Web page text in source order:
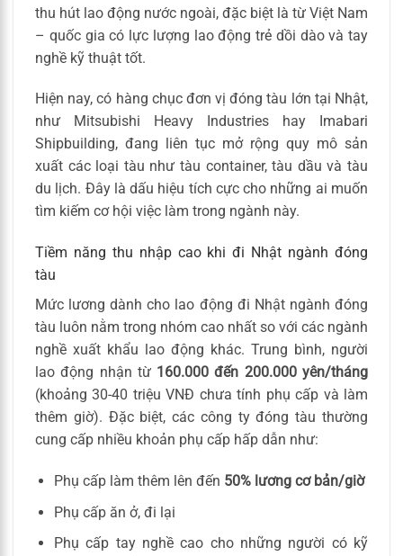
thu hút lao động nước ngoài, đặc biệt là từ Việt Nam
– quốc gia có lực lượng lao động trẻ dồi dào và tay
nghề kỹ thuật tốt.
Hiện nay, có hàng chục đơn vị đóng tàu lớn tại Nhật,
như Mitsubishi Heavy Industries hay Imabari
Shipbuilding, đang liên tục mở rộng quy mô sản
xuất các loại tàu như tàu container, tàu dầu và tàu
du lịch. Đây là dấu hiệu tích cực cho những ai muốn
tìm kiếm cơ hội việc làm trong ngành này.
Tiềm năng thu nhập cao khi đi Nhật ngành đóng
tàu
Mức lương dành cho lao động đi Nhật ngành đóng
tàu luôn nằm trong nhóm cao nhất so với các ngành
nghề xuất khẩu lao động khác. Trung bình, người
lao động nhận từ 160.000 đến 200.000 yên/tháng
(khoảng 30-40 triệu VNĐ chưa tính phụ cấp và làm
thêm giờ). Đặc biệt, các công ty đóng tàu thường
cung cấp nhiều khoản phụ cấp hấp dẫn như:
Phụ cấp làm thêm lên đến 50% lương cơ bản/giờ
Phụ cấp ăn ở, đi lại
Phụ cấp tay nghề cao cho những người có kỹ